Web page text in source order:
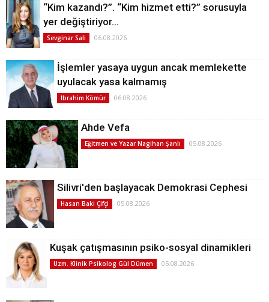
“Kim kazandı?”. “Kim hizmet etti?” sorusuyla
yer değiştiriyor…
Sevginar Sali 06.08.2026
İşlemler yasaya uygun ancak memlekette
uyulacak yasa kalmamış
İbrahim Kömür 06.08.2026
Ahde Vefa
Eğitmen ve Yazar Nagihan Şanlı 05.08.2026
Silivri'den başlayacak Demokrasi Cephesi
Hasan Baki Çifçi 05.08.2026
Kuşak çatışmasının psiko-sosyal dinamikleri
Uzm. Klinik Psikolog Gül Dümen 05.08.2026